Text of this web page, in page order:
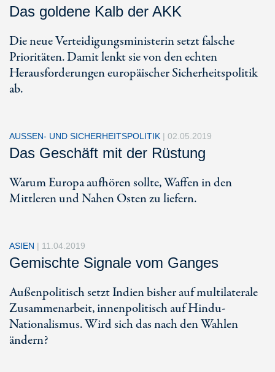
Das goldene Kalb der AKK
Die neue Verteidigungsministerin setzt falsche
Prioritäten. Damit lenkt sie von den echten
Herausforderungen europäischer Sicherheitspolitik
ab.
AUSSEN- UND SICHERHEITSPOLITIK | 02.05.2019
Das Geschäft mit der Rüstung
Warum Europa aufhören sollte, Waffen in den
Mittleren und Nahen Osten zu liefern.
ASIEN | 11.04.2019
Gemischte Signale vom Ganges
Außenpolitisch setzt Indien bisher auf multilaterale
Zusammenarbeit, innenpolitisch auf Hindu-
Nationalismus. Wird sich das nach den Wahlen
ändern?